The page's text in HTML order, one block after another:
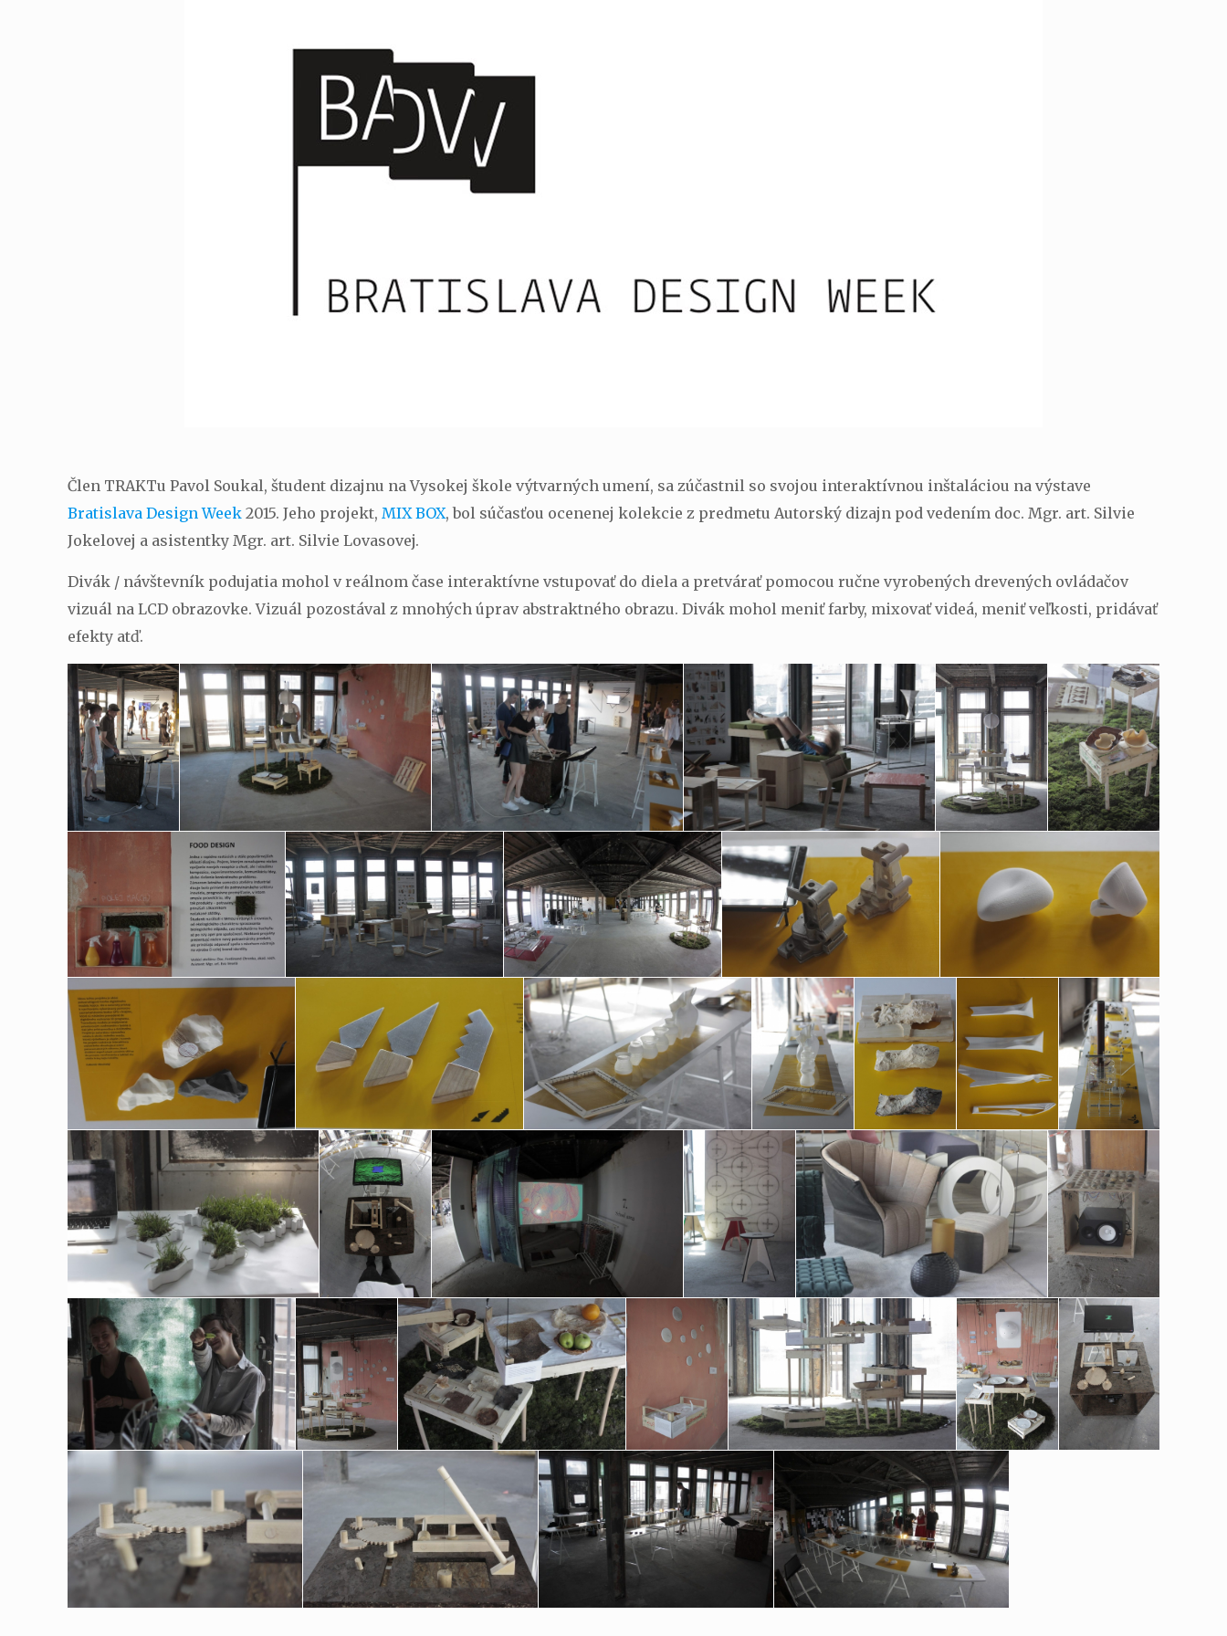
Člen TRAKTu Pavol Soukal, študent dizajnu na Vysokej škole výtvarných umení, sa zúčastnil so svojou interaktívnou inštaláciou na výstave
Bratislava Design Week 2015. Jeho projekt,MIX BOX, bol súčasťou ocenenej kolekcie z predmetu Autorský dizajn pod vedením doc. Mgr. art. Silvie
Jokelovej a asistentky Mgr. art. Silvie Lovasovej.
Divák / návštevník podujatia mohol v reálnom čase interaktívne vstupovať do diela a pretvárať pomocou ručne vyrobených drevených ovládačov
vizuál na LCD obrazovke. Vizuál pozostával z mnohých úprav abstraktného obrazu. Divák mohol meniť farby, mixovať videá, meniť veľkosti, pridávať
efekty atď.